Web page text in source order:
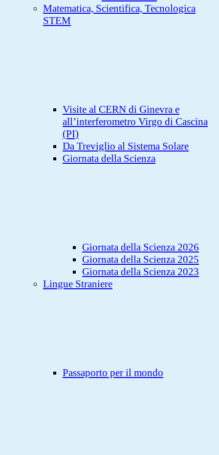
Matematica, Scientifica, Tecnologica
STEM
Visite al CERN di Ginevra e
all’interferometro Virgo di Cascina
(PI)
Da Treviglio al Sistema Solare
Giornata della Scienza
Giornata della Scienza 2026
Giornata della Scienza 2025
Giornata della Scienza 2023
Lingue Straniere
Passaporto per il mondo